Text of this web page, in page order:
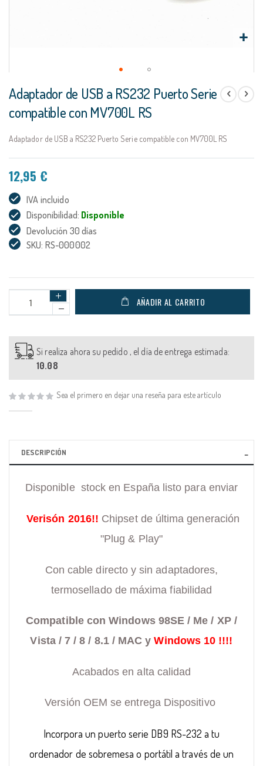
al
comienzo
de
galería
Adaptador de USB a RS232 Puerto Serie
compatible con MV700L RS
Adaptador de USB a RS232 Puerto Serie compatible con MV700L RS
12,95 €
IVA incluido
Disponibilidad: Disponible
Devolución 30 días
SKU: RS-000002
AÑADIR AL CARRITO
Si realiza ahora su pedido , el día de entrega estimada:
10.08
Sea el primero en dejar una reseña para este artículo
DESCRIPCIÓN
Disponible stock en España listo para enviar
Verisón 2016!! Chipset de última generación
"Plug & Play"
Con cable directo y sin adaptadores,
termosellado de máxima fiabilidad
Compatible con Windows 98SE / Me / XP /
Vista / 7 / 8 / 8.1 / MAC yWindows 10 !!!!
Acabados en alta calidad
Versión OEM se entrega Dispositivo
Incorpora un puerto serie DB9 RS-232a tu
ordenador de sobremesa o portátil a través de un